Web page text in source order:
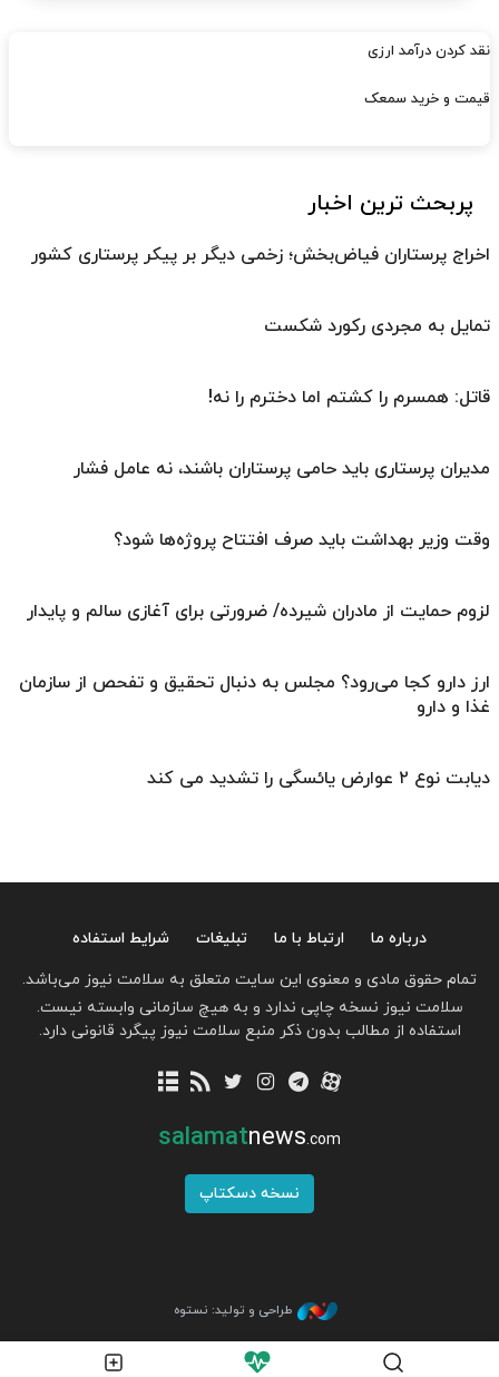
نقد کردن درآمد ارزی
قیمت و خرید سمعک
پربحث ترین اخبار
اخراج پرستاران فیاض‌بخش؛ زخمی دیگر بر پیکر پرستاری کشور
تمایل به مجردی رکورد شکست
قاتل: همسرم را کشتم اما دخترم را نه!
مدیران پرستاری باید حامی پرستاران باشند، نه عامل فشار
وقت وزیر بهداشت باید صرف افتتاح پروژه‌ها شود؟
لزوم حمایت از مادران شیرده/ ضرورتی برای آغازی سالم و پایدار
ارز دارو کجا می‌رود؟ مجلس به دنبال تحقیق و تفحص از سازمان
غذا و دارو
دیابت نوع ۲ عوارض یائسگی را تشدید می کند
درباره ما ارتباط با ما تبلیغات
شرایط استفاده
تمام حقوق مادی و معنوی این سایت متعلق به سلامت نیوز می‌باشد.
سلامت نیوز نسخه چاپی ندارد و به هیچ سازمانی وابسته نیست.
استفاده از مطالب بدون ذکر منبع سلامت نیوز پیگرد قانونی دارد.
salamatnews.com
نسخه دسکتاپ
طراحی و تولید: نستوه